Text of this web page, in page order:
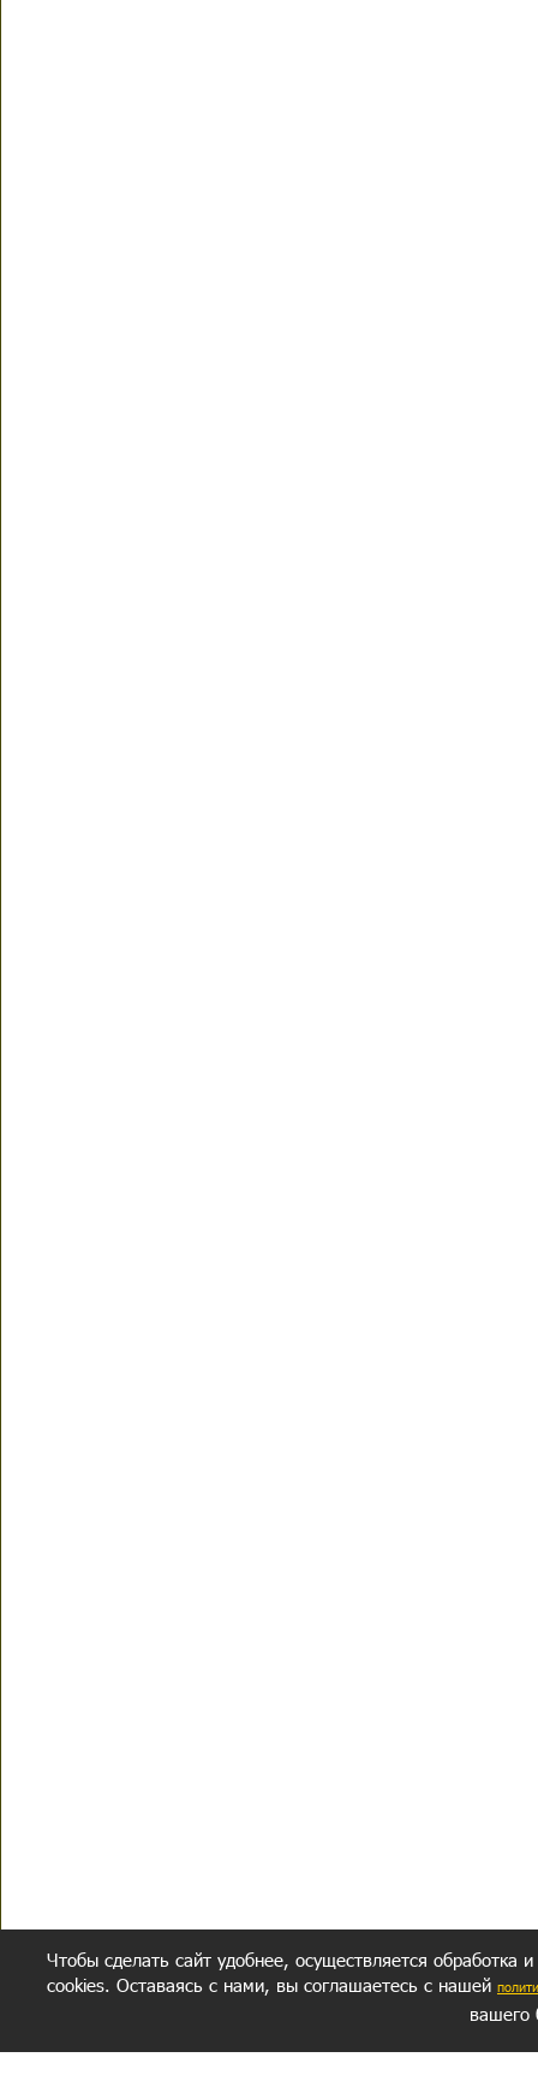
Чтобы сделать сайт удобнее, осуществляется обработка
cookies. Оставаясь с нами, вы соглашаетесь с нашей
вашего